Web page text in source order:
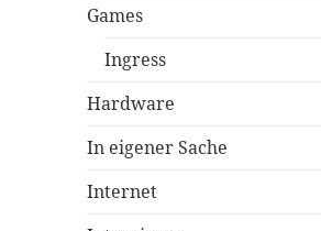
Games
Ingress
Hardware
In eigener Sache
Internet